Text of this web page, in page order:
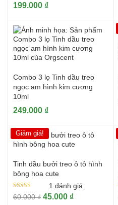
199.000 ₫
Combo 3 lọ Tinh dầu treo
ngọc am hình kim cương
10ml
249.000 ₫
Giảm giá!
Tinh dầu bưởi treo ô tô hình
bông hoa cute
Được xếp
hạng
1 đánh giá
60.000₫ Giá
45.000 ₫Giá